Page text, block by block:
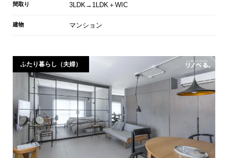
間取り 3LDK→1LDK＋WIC
建物 マンション
ふたり暮らし（夫婦）